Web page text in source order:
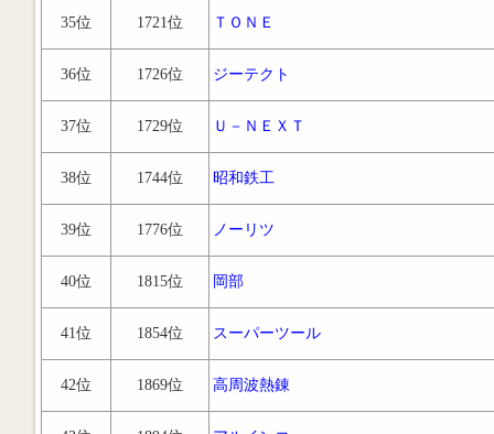
35位 1721位 ＴＯＮＥ
36位 1726位 ジーテクト
37位 1729位 Ｕ－ＮＥＸＴ
38位 1744位 昭和鉄工
39位 1776位 ノーリツ
40位 1815位 岡部
41位 1854位 スーパーツール
42位 1869位 高周波熱錬